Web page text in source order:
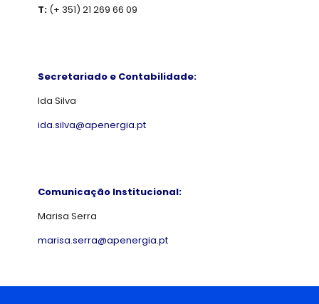
T: (+ 351) 21 269 66 09
Secretariado e Contabilidade:
Ida Silva
ida.silva@apenergia.pt
Comunicação Institucional:
Marisa Serra
marisa.serra@apenergia.pt